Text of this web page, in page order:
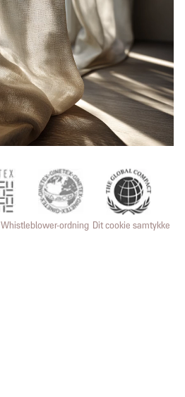
Whistleblower-ordning Dit cookie samtykke